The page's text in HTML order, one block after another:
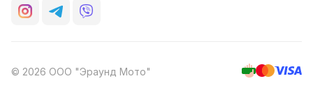
© 2026 ООО "Эраунд Мото"